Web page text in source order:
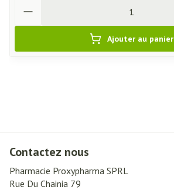
Ajouter au panier
Contactez nous
Pharmacie Proxypharma SPRL
Rue Du Chainia 79